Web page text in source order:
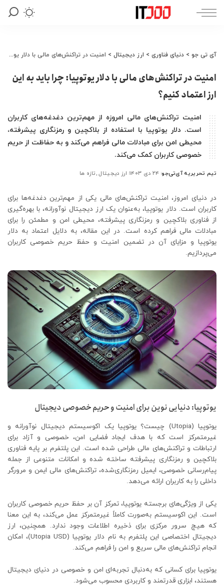
آی تی جو > دنیای فناوری > ارز دیجیتال > امنیت در تراکنش‌های مالی با دلار یوتوپیا: چرا باید به این ارز اعتماد کنیم؟
امنیت در تراکنش‌های مالی با دلار یوتوپیا: چرا باید به این
ارز اعتماد کنیم؟
امنیت تراکنش‌های مالی امروزه از مهم‌ترین دغدغه‌های کاربران
است. دلار یوتوپیا با استفاده از بلاکچین و رمزنگاری پیشرفته،
محیطی امن برای مبادلات مالی فراهم می‌کند و به حفاظت از حریم
خصوصی کاربران کمک می‌کند.
ارسال
توسط
تیم تحریریه آی‌تی‌جو ۲۴ دی ۱۴۰۳ ارز دیجیتال تازه ها
در دنیای امروز، امنیت تراکنش‌های مالی یکی از مهم‌ترین دغدغه‌ها برای
کاربران است. دلار یوتوپیا، به‌عنوان یک ارز دیجیتال نوآورانه، با بهره‌گیری
از فناوری بلاکچین و رمزنگاری پیشرفته، محیطی امن و مطمئن را برای
مبادلات مالی فراهم کرده است. در این مقاله، به دلایل اعتماد به دلار
یوتوپیا و مزایای آن در تضمین امنیت و حفظ حریم خصوصی کاربران
می‌پردازیم.
یوتوپیا: دنیایی نوین برای امنیت و حریم خصوصی دیجیتال
یوتوپیا (Utopia) چیست؟ یوتوپیا یک اکوسیستم دیجیتال نوآورانه و
غیرمتمرکز است که با هدف ایجاد فضایی امن، خصوصی و آزاد برای
ارتباطات و تراکنش‌های مالی طراحی شده است. این پلتفرم بر پایه فناوری
بلاکچین و رمزنگاری پیشرفته ساخته شده و امکانات متنوعی از جمله
پیام‌رسانی خصوصی، ایمیل رمزنگاری‌شده، تراکنش‌های مالی ایمن و مرورگر
داخلی را به کاربران ارائه می‌دهد.
یکی از ویژگی‌های برجسته یوتوپیا، تمرکز آن بر حفظ حریم خصوصی کاربران
است. این اکوسیستم به‌صورت کاملاً غیرمتمرکز عمل می‌کند، به این معنا
که هیچ سرور مرکزی برای ذخیره اطلاعات وجود ندارد. همچنین، ارز
دیجیتال اختصاصی این پلتفرم به نام دلار یوتوپیا (Utopia USD)، امکان
انجام تراکنش‌های مالی سریع و امن را فراهم می‌کند.
یوتوپیا برای کسانی که به‌دنبال تجربه‌ای امن و خصوصی در دنیای دیجیتال
هستند، ابزاری قدرتمند و کاربردی محسوب می‌شود.